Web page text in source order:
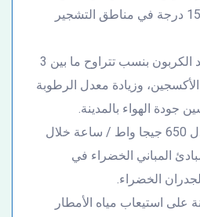
الأرض ما بين 8 إلى 15 درجة في مناطق التشجير
خفض ثاني أكسيد الكربون بنسب تتراوح ما بين 3
الأكسجين، وزيادة معدل الرطوبة
جودة الهواء بالمدينة.
الحد من آثار معدل 650 جيجا واط / ساعة خلال
المباني الخضراء في
الخضراء.
على استيعاب مياه الأمطار